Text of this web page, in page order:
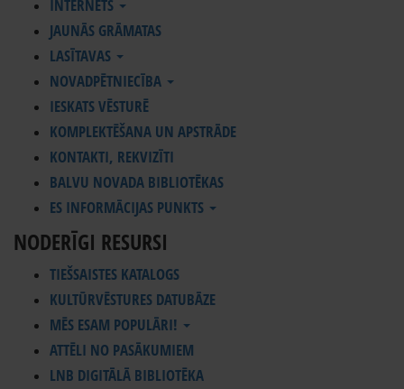
INTERNETS
JAUNĀS GRĀMATAS
LASĪTAVAS
NOVADPĒTNIECĪBA
IESKATS VĒSTURĒ
KOMPLEKTĒŠANA UN APSTRĀDE
KONTAKTI, REKVIZĪTI
BALVU NOVADA BIBLIOTĒKAS
ES INFORMĀCIJAS PUNKTS
NODERĪGI RESURSI
TIEŠSAISTES KATALOGS
KULTŪRVĒSTURES DATUBĀZE
MĒS ESAM POPULĀRI!
ATTĒLI NO PASĀKUMIEM
LNB DIGITĀLĀ BIBLIOTĒKA